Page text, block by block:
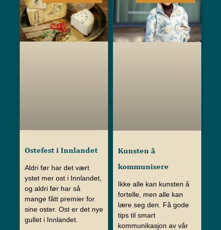
Ostefest i Innlandet
Aldri før har det vært
ystet mer ost i Innlandet,
og aldri før har så
mange fått premier for
sine oster. Ost er det nye
gullet i Innlandet.
Kunsten å
kommunisere
Ikke alle kan kunsten å
fortelle, men alle kan
lære seg den. Få gode
tips til smart
kommunikasjon av vår